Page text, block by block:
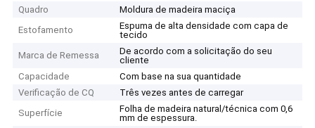
Quadro
Moldura de madeira maciça
Estofamento
Espuma de alta densidade com capa de
tecido
Marca de Remessa
De acordo com a solicitação do seu
cliente
Capacidade
Com base na sua quantidade
Verificação de CQ
Três vezes antes de carregar
Superfície
Folha de madeira natural/técnica com 0,6
mm de espessura.